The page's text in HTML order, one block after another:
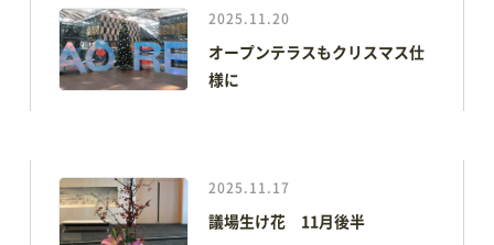
2025.11.20
オープンテラスもクリスマス仕
様に
2025.11.17
議場生け花 11月後半